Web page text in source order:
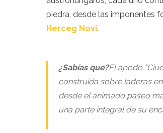
Macedonia del Norte
Noruega
Polonia
Rusia
San Marino
Cerdeña
Escocia
Serbia
Eslovenia
piedra, desde las imponentes
Herceg Novi.
¿Sabías que?El apodo
construida sobre laderas
desde el animado paseo
una parte integral de su